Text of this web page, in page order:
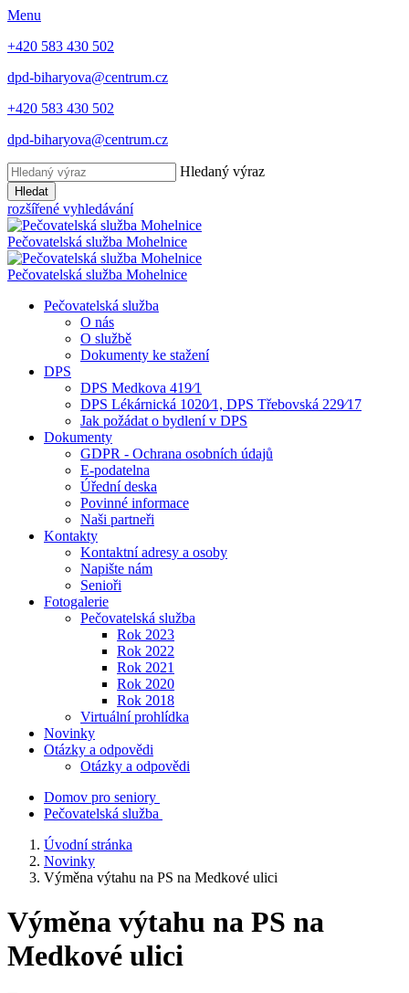
Menu
+420 583 430 502
dpd-biharyova@centrum.cz
+420 583 430 502
dpd-biharyova@centrum.cz
Hledaný výraz
Hledat
rozšířené vyhledávání
Pečovatelská služba Mohelnice
Pečovatelská služba Mohelnice
Pečovatelská služba
O nás
O službě
Dokumenty ke stažení
DPS
DPS Medkova 419⁄1
DPS Lékárnická 1020⁄1, DPS Třebovská 229⁄17
Jak požádat o bydlení v DPS
Dokumenty
GDPR - Ochrana osobních údajů
E-podatelna
Úřední deska
Povinné informace
Naši partneři
Kontakty
Kontaktní adresy a osoby
Napište nám
Senioři
Fotogalerie
Pečovatelská služba
Rok 2023
Rok 2022
Rok 2021
Rok 2020
Rok 2018
Virtuální prohlídka
Novinky
Otázky a odpovědi
Otázky a odpovědi
Domov pro seniory
Pečovatelská služba
Úvodní stránka
Novinky
Výměna výtahu na PS na Medkové ulici
Výměna výtahu na PS na
Medkové ulici